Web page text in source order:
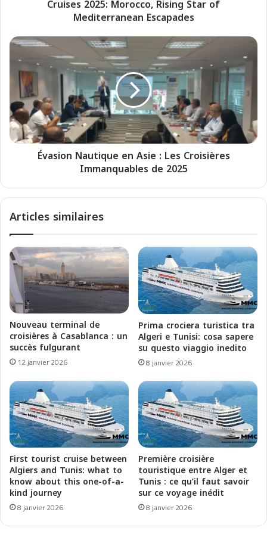
M
c
o
,
R
n
S
a
r
o
M
e
d
i
t
e
r
a
n
e
a
n
E
s
c
a
p
d
Cruises 2025: Morocco, Rising Star of
Mediterranean Escapades
É
o
n
N
a
q
e
e
A
e
:
e
s
C
r
o
i
s
i
è
r
e
s
I
m
m
n
Évasion Nautique en Asie : Les Croisières
Immanquables de 2025
Articles similaires
Nouveau terminal de
croisières à Casablanca : un
succès fulgurant
12 janvier 2026
Prima crociera turistica tra
Algeri e Tunisi: cosa sapere
su questo viaggio inedito
8 janvier 2026
First tourist cruise between
Algiers and Tunis: what to
know about this one-of-a-
kind journey
8 janvier 2026
Première croisière
touristique entre Alger et
Tunis : ce qu’il faut savoir
sur ce voyage inédit
8 janvier 2026